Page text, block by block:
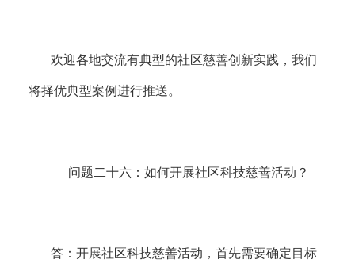
欢迎各地交流有典型的社区慈善创新实践，我们
将择优典型案例进行推送。
问题二十六：如何开展社区科技慈善活动？
答：开展社区科技慈善活动，首先需要确定目标